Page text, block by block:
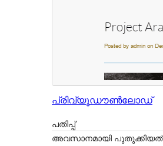
പ്രിവ്യൂഡൗൺലോഡ്
പതിപ്പ്
അവസാനമായി പുതുക്കിയത്